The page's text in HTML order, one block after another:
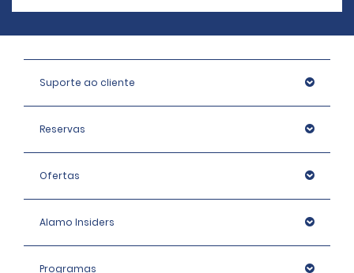
Suporte ao cliente
Reservas
Ofertas
Alamo Insiders
Programas